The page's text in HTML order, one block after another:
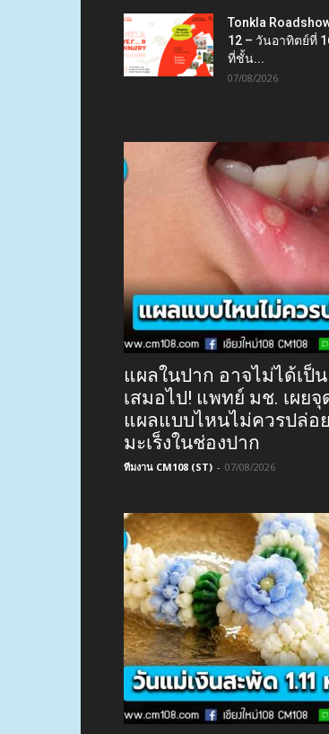
Tonkla
12 – วันอาทิตย์ที่
ที่ชั้น...
07/08/2026
แผลในปาก อาจไม่ได้เป็น
เสมอไป! แพทย์ มช. เผยจุ
แผลแบบไหนไม่ควรปล่อย
มะเร็งในช่องปาก
ทีมงาน CM108 (ST) - 07/08/2026